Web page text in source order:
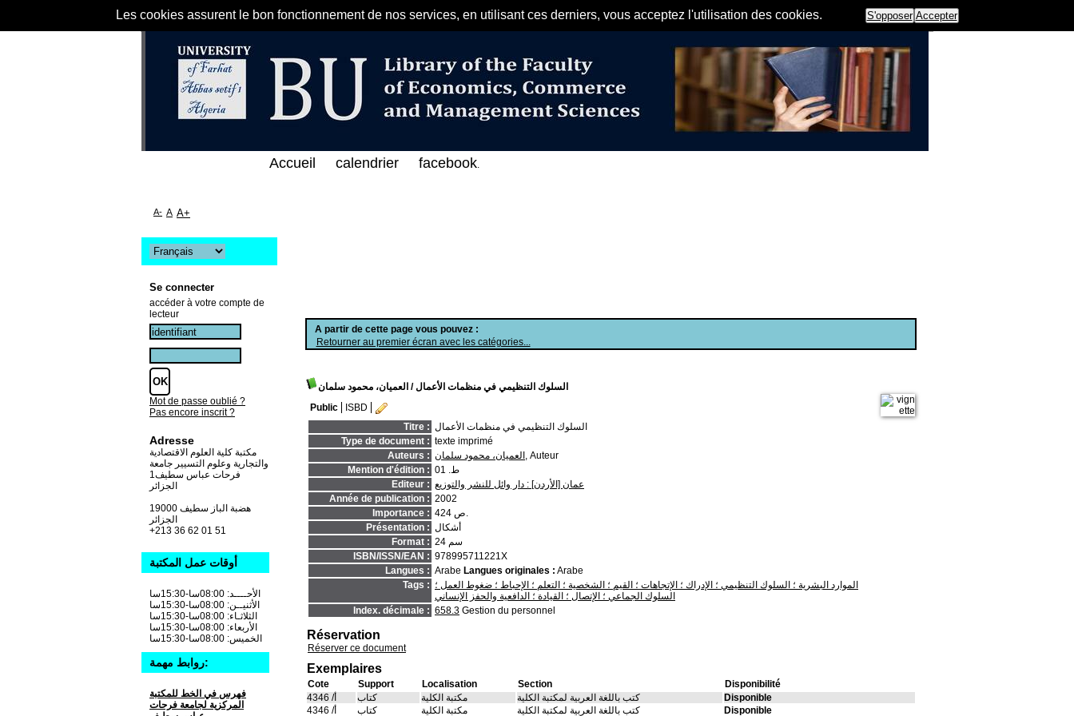
Les cookies assurent le bon fonctionnement de nos services, en utilisant ces derniers, vous acceptez l'utilisation des cookies. S'opposer Accepter
مرحبا بكم في الفهرس الإلكتروني على الخط المباشر لمكتبة كلية العلوم الاقتصادية و
A partir de cette page vous pouvez :
Retourner au premier écran avec les catégories...
السلوك التنظيمي في منظمات الأعمال/ العميان، محمود سلمان
Public
ISBD
Titre : السلوك التنظيمي في منظمات الأعمال
Type de document : texte imprimé
Auteurs : العميان، محمود سلمان , Auteur
Mention d'édition :
ط. 01
Editeur : عمان [الأردن] : دار وائل للنشر والتوزيع
Année de publication : 2002
Importance :
424 ص.
Présentation : أشكال
Format :
24 سم
ISBN/ISSN/EAN : 978995711221X
Langues : Arabe Langues originales : Arabe
Tags : الموارد البشرية ؛ السلوك التنظيمي ؛ الإدراك ؛ الإتجاهات ؛ القيم ؛ الشخصية ؛ التعلم ؛ الإحباط ؛ ضغوط العمل ؛
السلوك الجماعي ؛ الإتصال ؛ القيادة ؛ الدافعية والحفز الإنساني
Index. décimale : 658.3 Gestion du personnel
Réservation
Réserver ce document
Exemplaires
Cote Support Localisation Section
Disponibilité
أ/ 4346
كتاب مكتبة الكلية كتب باللغة العربية لمكتبة الكلية
Disponible
أ/ 4346
كتاب مكتبة الكلية كتب باللغة العربية لمكتبة الكلية Disponible
Accueil calendrier facebook.
A- A A+
Se connecter
accéder à votre compte de
lecteur
Mot de passe oublié ?
Pas encore inscrit ?
Adresse
مكتبة كلية العلوم الاقتصادية
والتجارية وعلوم التسيير جامعة
فرحات عباس سطيف1
الجزائر
19000 هضبة الباز سطيف
+213 36 62 01 51
أوقات عمل المكتبة
الأحــــد: 08:00سا-15:30سا
الأثنيــن: 08:00سا-15:30سا
الثلاثـاء: 08:00سا-15:30سا
الأربعاء: 08:00سا-15:30سا
الخميس: 08:00سا-15:30سا
روابط مهمة:
فهرس في الخط للمكتبة
المركزية لجامعة فرحات